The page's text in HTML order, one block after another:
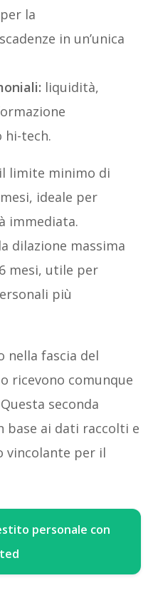
la
in un’unica
liquidità,
hi-tech.
limite minimo di
ideale per
immediata.
dilazione massima
mesi, utile per
più
nella fascia del
ricevono comunque
seconda
base ai dati raccolti e
vincolante per il
personale con